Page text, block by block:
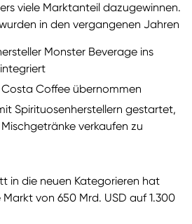
viele Marktanteil dazugewinnen.
in den vergangenen Jahren
Monster Beverage ins
Coffee übernommen
Spirituosenherstellern gestartet,
verkaufen zu
in die neuen Kategorieren hat
von 650 Mrd. USD auf 1.300